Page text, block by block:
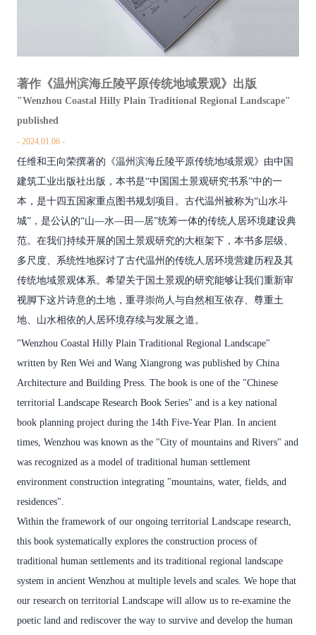
著作《温州滨海丘陵平原传统地域景观》出版
"Wenzhou Coastal Hilly Plain Traditional Regional Landscape"
published
2024.01.06
任维和王向荣撰著的《温州滨海丘陵平原传统地域景观》由中国
建筑工业出版社出版，本书是“中国国土景观研究书系”中的一
本，是十四五国家重点图书规划项目。古代温州被称为“山水斗
城”，是公认的“山—水—田—居”统筹一体的传统人居环境建设典
范。在我们持续开展的国土景观研究的大框架下，本书多层级、
多尺度、系统性地探讨了古代温州的传统人居环境营建历程及其
传统地域景观体系。希望关于国土景观的研究能够让我们重新审
视脚下这片诗意的土地，重寻崇尚人与自然相互依存、尊重土
地、山水相依的人居环境存续与发展之道。
"Wenzhou Coastal Hilly Plain Traditional Regional Landscape"
written by Ren Wei and Wang Xiangrong was published by China
Architecture and Building Press. The book is one of the "Chinese
territorial Landscape Research Book Series" and is a key national
book planning project during the 14th Five-Year Plan. In ancient
times, Wenzhou was known as the "City of mountains and Rivers" and
was recognized as a model of traditional human settlement
environment construction integrating "mountains, water, fields, and
residences".
Within the framework of our ongoing territorial Landscape research,
this book systematically explores the construction process of
traditional human settlements and its traditional regional landscape
system in ancient Wenzhou at multiple levels and scales. We hope that
our research on territorial Landscape will allow us to re-examine the
poetic land and rediscover the way to survive and develop the human